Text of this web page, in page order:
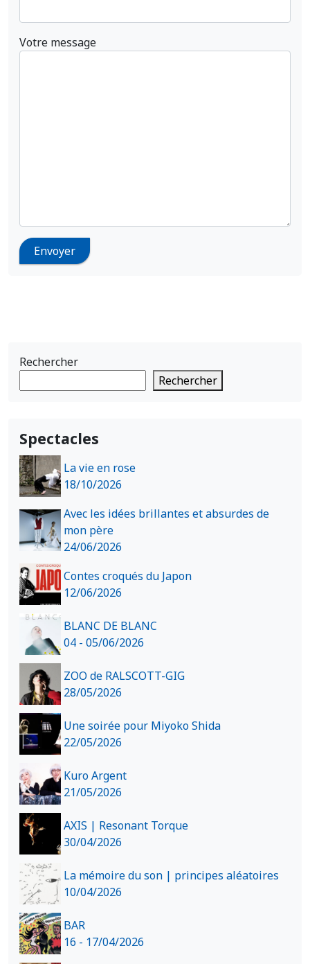
Votre message
Rechercher
Rechercher
Spectacles
La vie en rose
18/10/2026
Avec les idées brillantes et absurdes de
mon père
24/06/2026
Contes croqués du Japon
12/06/2026
BLANC DE BLANC
04 - 05/06/2026
ZOO de RALSCOTT-GIG
28/05/2026
Une soirée pour Miyoko Shida
22/05/2026
Kuro Argent
21/05/2026
AXIS | Resonant Torque
30/04/2026
La mémoire du son | principes aléatoires
10/04/2026
BAR
16 - 17/04/2026